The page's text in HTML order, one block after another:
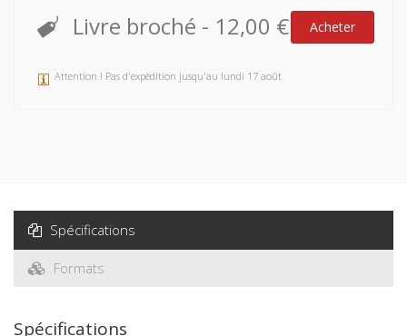
Livre broché - 12,00 € Acheter
Attention ! Pas d'expédition jusqu'au lundi 17 août
Spécifications
Formats
Spécifications